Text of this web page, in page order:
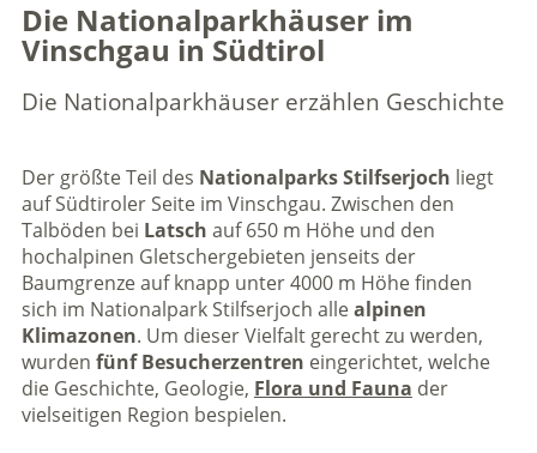
Die Nationalparkhäuser im
Vinschgau in Südtirol
Die Nationalparkhäuser erzählen Geschichte
Der größte Teil des Nationalparks Stilfserjoch liegt
auf Südtiroler Seite im Vinschgau. Zwischen den
Talböden bei Latsch auf 650 m Höhe und den
hochalpinen Gletschergebieten jenseits der
Baumgrenze auf knapp unter 4000 m Höhe finden
sich im Nationalpark Stilfserjoch allealpinen
Klimazonen. Um dieser Vielfalt gerecht zu werden,
wurden fünf Besucherzentren eingerichtet, welche
die Geschichte, Geologie, Flora und Fauna der
vielseitigen Region bespielen.